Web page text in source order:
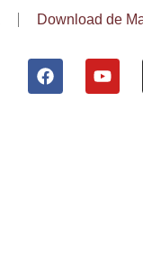
Download de